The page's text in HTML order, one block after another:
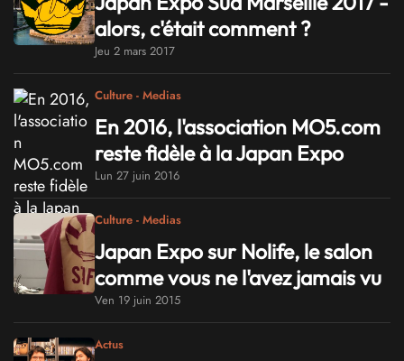
alors, c'était comment ?
Jeu 2 mars 2017
Culture - Medias
En 2016, l'association MO5.com
reste fidèle à la Japan Expo
Lun 27 juin 2016
Culture - Medias
Japan Expo sur Nolife, le salon
comme vous ne l'avez jamais vu
Ven 19 juin 2015
Actus